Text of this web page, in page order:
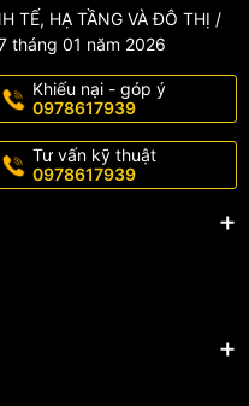
TẾ, HẠ TẦNG VÀ ĐÔ THỊ /
tháng 01 năm 2026
Khiếu nại - góp ý
0978617939
Tư vấn kỹ thuật
0978617939